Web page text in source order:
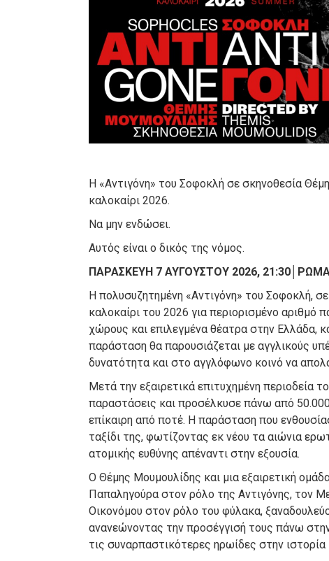
Η «Αντιγόνη» του Σοφοκλή σε σκηνοθεσία
καλοκαίρι 2026.
Να μην ενδώσει.
Αυτός είναι ο δικός της νόμος.
ΠΑΡΑΣΚΕΥΗ 7 ΑΥΓΟΥΣΤΟΥ 2026, 21:30
Η πολυσυζητημένη «Αντιγόνη» του Σοφοκλή,
καλοκαίρι του 2026 για περιορισμένο
χώρους και επιλεγμένα θέατρα στην Ελλάδα,
παράσταση θα παρουσιάζεται με αγγλικούς
δυνατότητα και στο αγγλόφωνο κοινό να
Μετά την εξαιρετικά επιτυχημένη
παραστάσεις και προσέλκυσε πάνω από
επίκαιρη από ποτέ. Η παράσταση που
ταξίδι της, φωτίζοντας εκ νέου τα αιώνια
ατομικής ευθύνης απέναντι στην εξουσία.
O Θέμης Μουμουλίδης και μια εξαιρετική
Παπαληγούρα στον ρόλο της Αντιγόνης, τον
Οικονόμου στον ρόλο του φύλακα,
ανανεώνοντας την προσέγγισή τους πάνω
τις συναρπαστικότερες ηρωίδες στην